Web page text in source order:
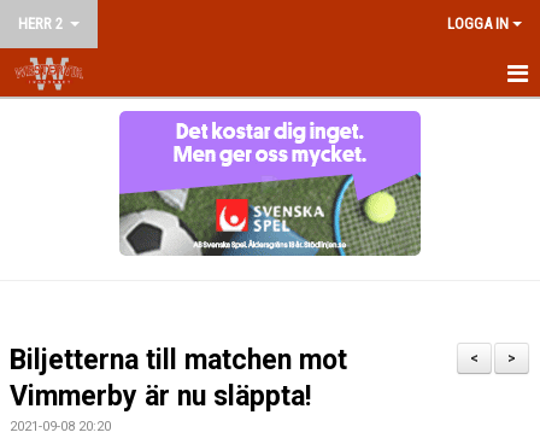
HERR 2 LOGGA IN
BILDGALLERI
DOKUMENT
>
<
Biljetterna till matchen mot
Vimmerby är nu släppta!
2021-09-08 20:20